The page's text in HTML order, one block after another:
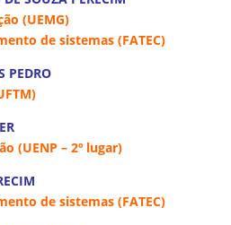
(UEMG)
de sistemas (FATEC)
PEDRO
(UENP – 2º lugar)
de sistemas (FATEC)